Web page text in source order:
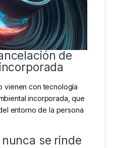
de
vienen con tecnología
incorporada, que
entorno de la persona
se rinde